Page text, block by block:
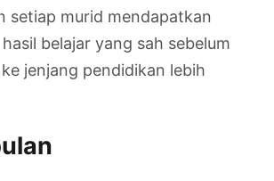
setiap murid mendapatkan
belajar yang sah sebelum
jenjang pendidikan lebih